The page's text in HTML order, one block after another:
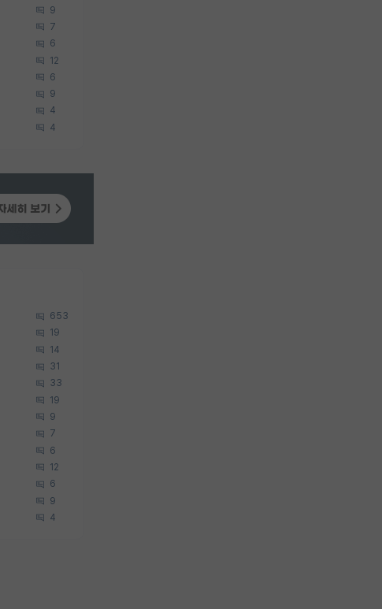
9
7
6
12
6
9
4
4
653
19
14
31
33
19
9
7
6
12
6
9
4